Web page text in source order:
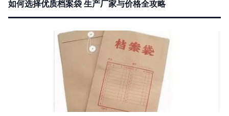
如何选择优质档案袋 生产厂家与价格全攻略